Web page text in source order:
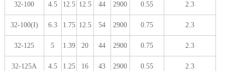
32-100 4.5 12.5 12.5 44 2900 0.55 2.3
32-100(I) 6.3 1.75 12.5 54 2900 0.75 2.3
32-125 5 1.39 20 44 2900 0.75 2.3
32-125A 4.5 1.25 16 43 2900 0.55 2.3